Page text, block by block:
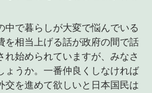
中で暮らしが大変で悩んでいる
を相当上げる話が政府の間で話
れ始められていますが、みなさ
ょうか。一番仲良くしなければ
交を進めて欲しいと日本国民は